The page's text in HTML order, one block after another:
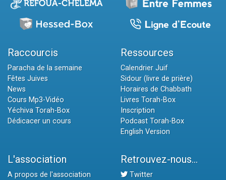
Raccourcis
Paracha de la semaine
Fêtes Juives
News
Cours Mp3-Vidéo
Yéchiva Torah-Box
Dédicacer un cours
Ressources
Calendrier Juif
Sidour (livre de prière)
Horaires de Chabbath
Livres Torah-Box
Inscription
Podcast Torah-Box
English Version
L'association
A propos de l'association
Retrouvez-nous...
Twitter